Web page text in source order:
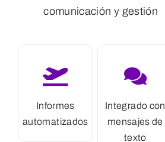
comunicación y gestión
Informes
automatizados
Integrado con
mensajes de
texto